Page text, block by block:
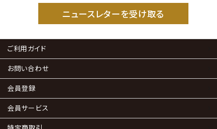
ニュースレターを受け取る
ご利用ガイド
お問い合わせ
会員登録
会員サービス